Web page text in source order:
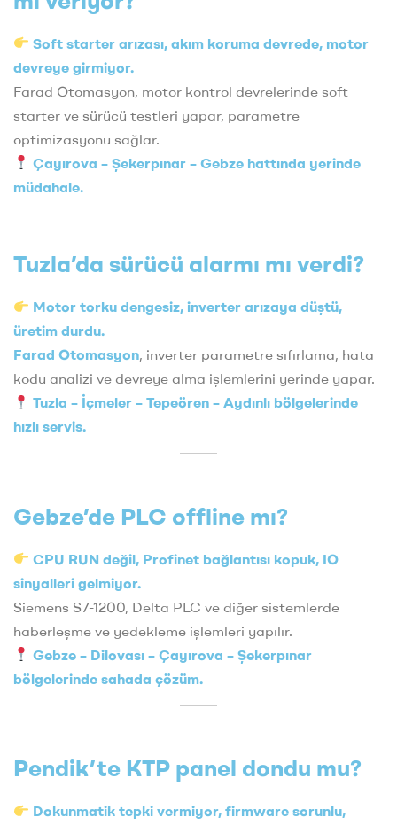
Soft starter arızası, akım koruma devrede, motor
devreye girmiyor.
Farad Otomasyon, motor kontrol devrelerinde soft
starter ve sürücü testleri yapar, parametre
optimizasyonu sağlar.
Çayırova – Şekerpınar – Gebze hattında yerinde
müdahale.
Tuzla’da sürücü alarmı mı verdi?
Motor torku dengesiz, inverter arızaya düştü,
üretim durdu.
Farad Otomasyon, inverter parametre sıfırlama, hata
kodu analizi ve devreye alma işlemlerini yerinde yapar.
Tuzla – İçmeler – Tepeören – Aydınlı bölgelerinde
hızlı servis.
Gebze’de PLC offline mı?
CPU RUN değil, Profinet bağlantısı kopuk, IO
sinyalleri gelmiyor.
Siemens S7-1200, Delta PLC ve diğer sistemlerde
haberleşme ve yedekleme işlemleri yapılır.
Gebze – Dilovası – Çayırova – Şekerpınar
bölgelerinde sahada çözüm.
Pendik’te KTP panel dondu mu?
Dokunmatik tepki vermiyor, firmware sorunlu,